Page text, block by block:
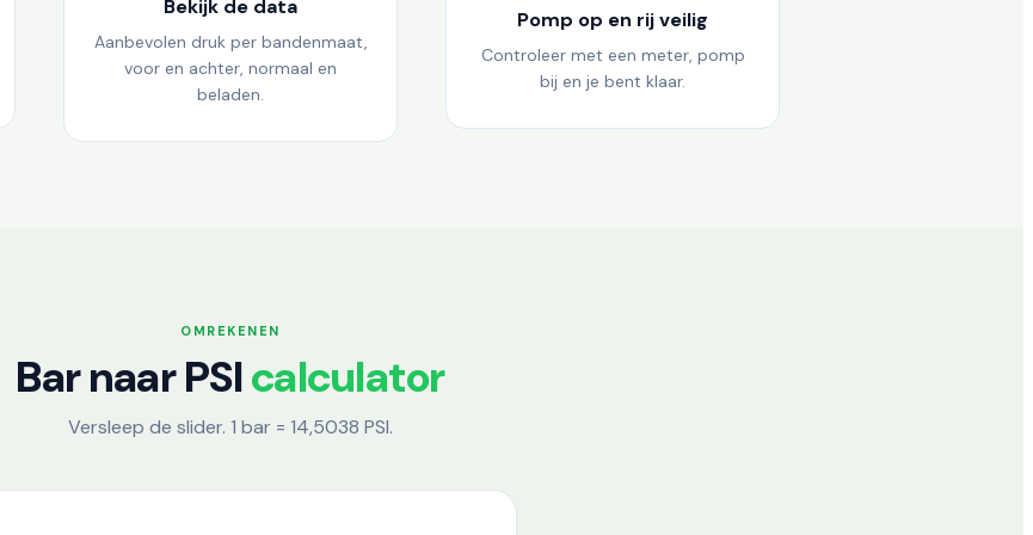
Bekijk de data
Aanbevolen druk per bandenmaat,
voor en achter, normaal en
beladen.
Pomp op en rij veilig
Controleer met een meter, pomp
bij en je bent klaar.
OMREKENEN
Bar naar PSIcalculator
Versleep de slider. 1 bar = 14,5038 PSI.